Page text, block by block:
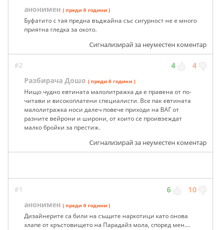
анонимен ( преди 6 години )
Буфатито с тая предна въджайна със сигурност не е много
приятна гледка за окото.
Сигнализирай за неуместен коментар
#2 4 4
Разбирача Дошо ( преди 6 години )
Нищо чудно евтината малолитражка да е правена от по-
читави и високоплатени специалисти. Все пак евтината
малолитражка носи далеч повече приходи на ВАГ от
разните вейрони и широни, от които се проивзеждат
малко бройки за престиж.
Сигнализирай за неуместен коментар
#1 6 10
анонимен ( преди 6 години )
Дизайнерите са били на същите наркотици като онова
хлапе от кръстовището на Парадайз мола, според мен....